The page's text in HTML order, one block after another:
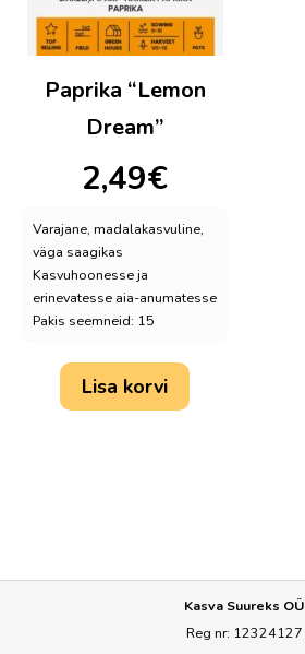
Paprika “Lemon
Dream”
2,49€
Varajane, madalakasvuline,
väga saagikas
Kasvuhoonesse ja
erinevatesse aia-anumatesse
Pakis seemneid: 15
Lisa korvi
Kasva Suureks OÜ
Reg nr: 12324127